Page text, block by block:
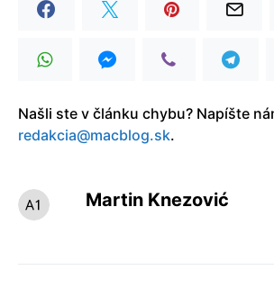
Našli ste v článku chybu? Napíšte
redakcia@macblog.sk.
Martin Knezović